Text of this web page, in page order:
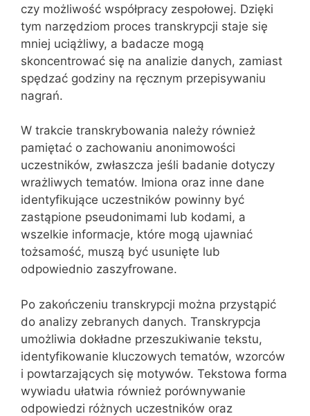
czy możliwość współpracy zespołowej. Dzięki
tym narzędziom proces transkrypcji staje się
mniej uciążliwy, a badacze mogą
skoncentrować się na analizie danych, zamiast
spędzać godziny na ręcznym przepisywaniu
nagrań.
W trakcie transkrybowania należy również
pamiętać o zachowaniu anonimowości
uczestników, zwłaszcza jeśli badanie dotyczy
wrażliwych tematów. Imiona oraz inne dane
identyfikujące uczestników powinny być
zastąpione pseudonimami lub kodami, a
wszelkie informacje, które mogą ujawniać
tożsamość, muszą być usunięte lub
odpowiednio zaszyfrowane.
Po zakończeniu transkrypcji można przystąpić
do analizy zebranych danych. Transkrypcja
umożliwia dokładne przeszukiwanie tekstu,
identyfikowanie kluczowych tematów, wzorców
i powtarzających się motywów. Tekstowa forma
wywiadu ułatwia również porównywanie
odpowiedzi różnych uczestników oraz